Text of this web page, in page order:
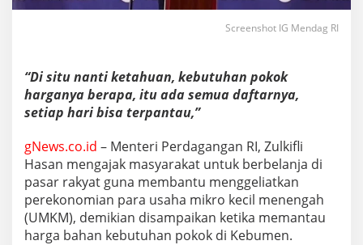
Screenshot IG Mendag RI
“Di situ nanti ketahuan, kebutuhan pokok
harganya berapa, itu ada semua daftarnya,
setiap hari bisa terpantau,”
gNews.co.id – Menteri Perdagangan RI, Zulkifli
Hasan mengajak masyarakat untuk berbelanja di
pasar rakyat guna membantu menggeliatkan
perekonomian para usaha mikro kecil menengah
(UMKM), demikian disampaikan ketika memantau
harga bahan kebutuhan pokok di Kebumen.